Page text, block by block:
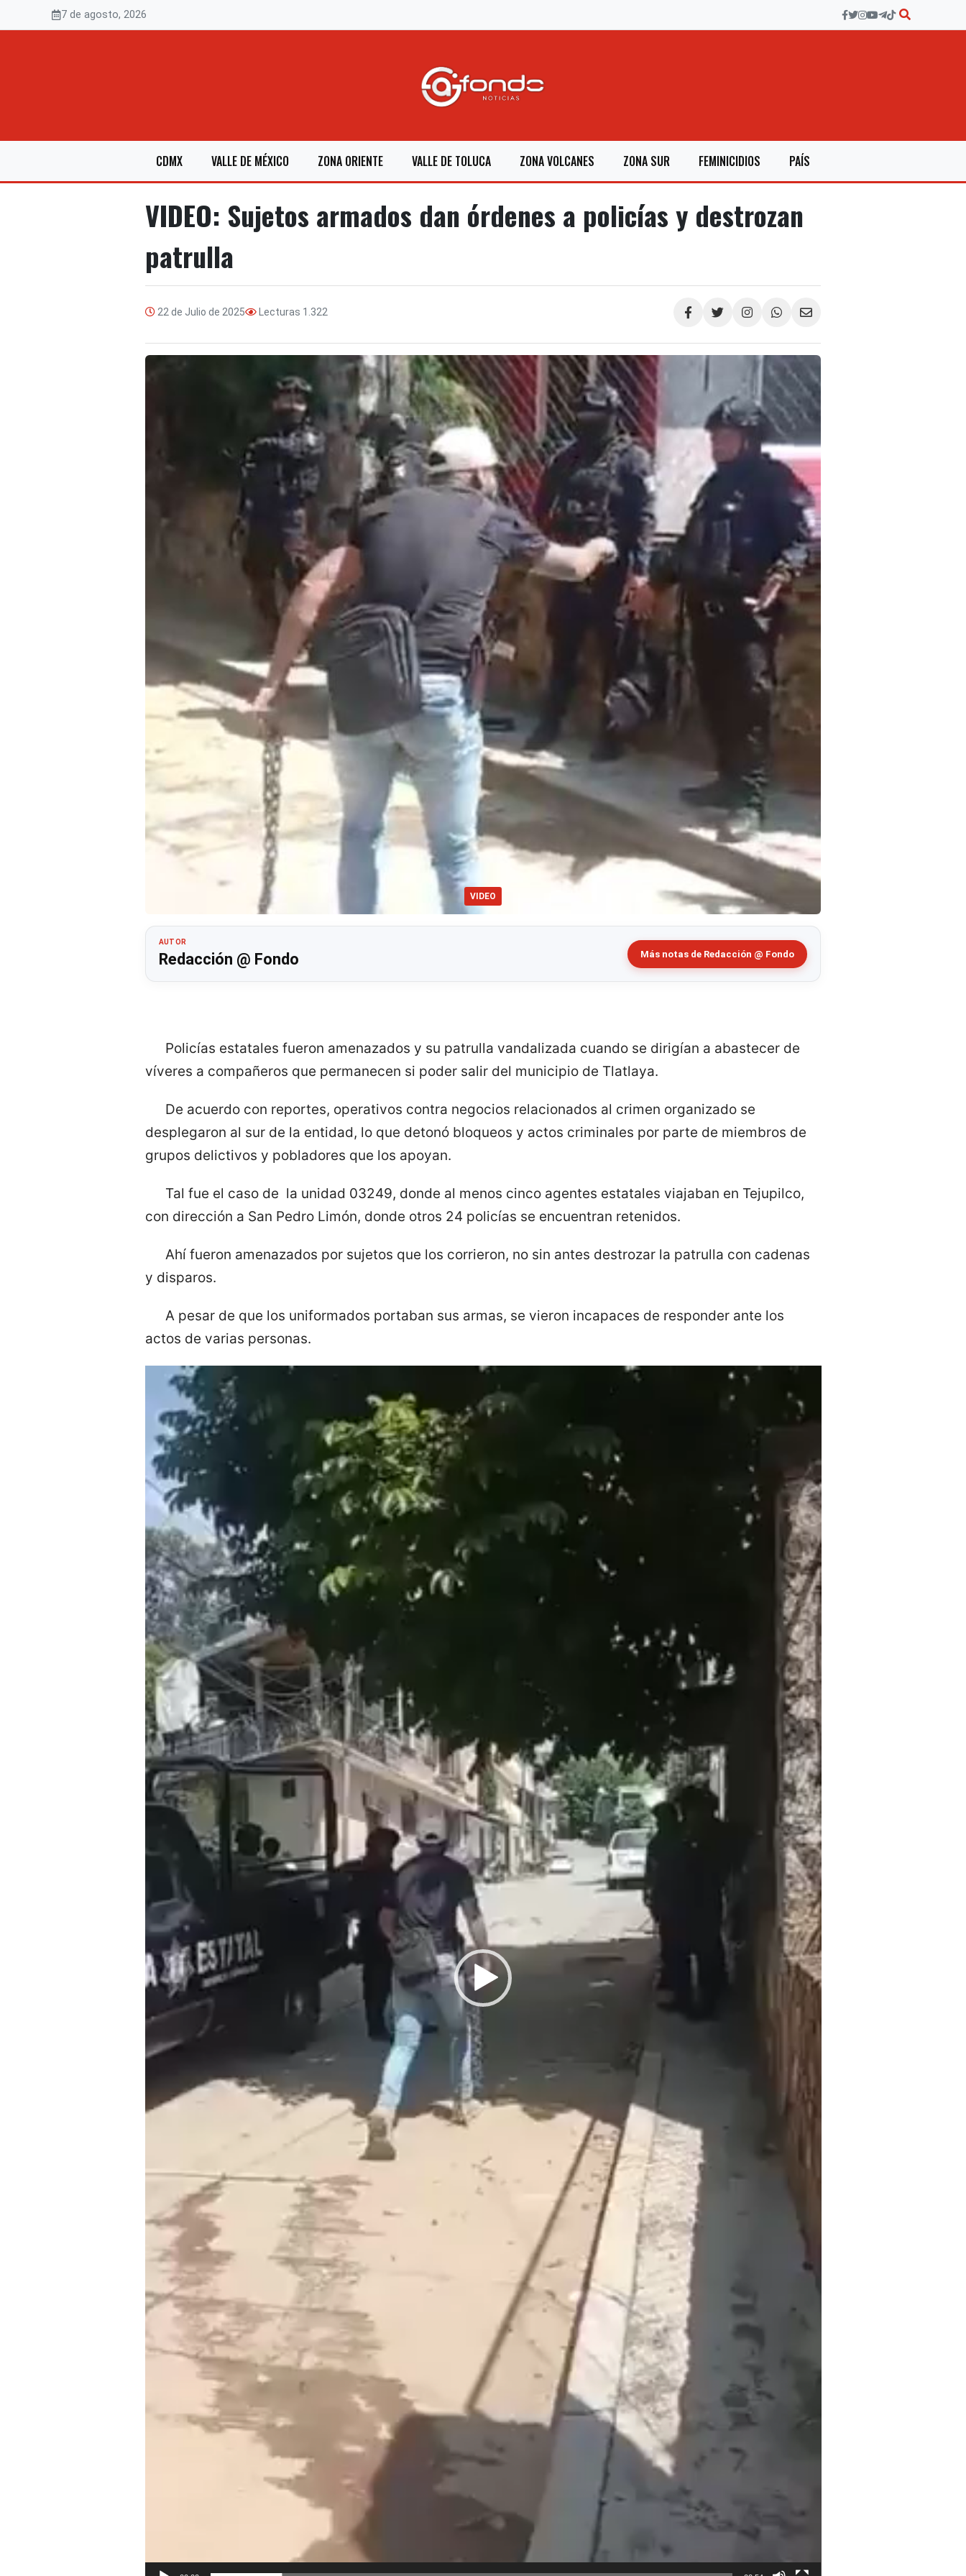
7 de agosto, 2026
CDMX VALLE DE MÉXICO ZONA ORIENTE VALLE DE TOLUCA ZONA VOLCANES ZONA SUR FEMINICIDIOS PAÍS
VIDEO: Sujetos armados dan órdenes a policías y destrozan
patrulla
22 de Julio de 2025 Lecturas 1.322
Compartir
VIDEO
AUTOR
Redacción @ Fondo Más notas de Redacción @ Fondo
Policías estatales fueron amenazados y su patrulla vandalizada cuando se dirigían a abastecer de
víveres a compañeros que permanecen si poder salir del municipio de Tlatlaya.
De acuerdo con reportes, operativos contra negocios relacionados al crimen organizado se
desplegaron al sur de la entidad, lo que detonó bloqueos y actos criminales por parte de miembros de
grupos delictivos y pobladores que los apoyan.
Tal fue el caso de la unidad 03249, donde al menos cinco agentes estatales viajaban en Tejupilco,
con dirección a San Pedro Limón, donde otros 24 policías se encuentran retenidos.
Ahí fueron amenazados por sujetos que los corrieron, no sin antes destrozar la patrulla con cadenas
y disparos.
A pesar de que los uniformados portaban sus armas, se vieron incapaces de responder ante los
actos de varias personas.
Reproductor
vídeo